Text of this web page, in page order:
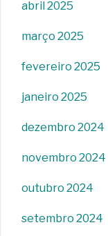
abril 2025
março 2025
fevereiro 2025
janeiro 2025
dezembro 2024
novembro 2024
outubro 2024
setembro 2024